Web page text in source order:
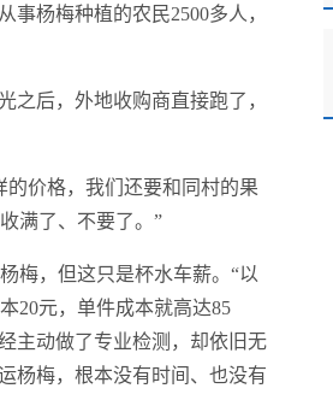
事杨梅种植的农民2500多人，
之后，外地收购商直接跑了，
价格，我们还要和同村的果
满了、不要了。”
梅，但这只是杯水车薪。“以
20元，单件成本就高达85
主动做了专业检测，却依旧无
杨梅，根本没有时间、也没有